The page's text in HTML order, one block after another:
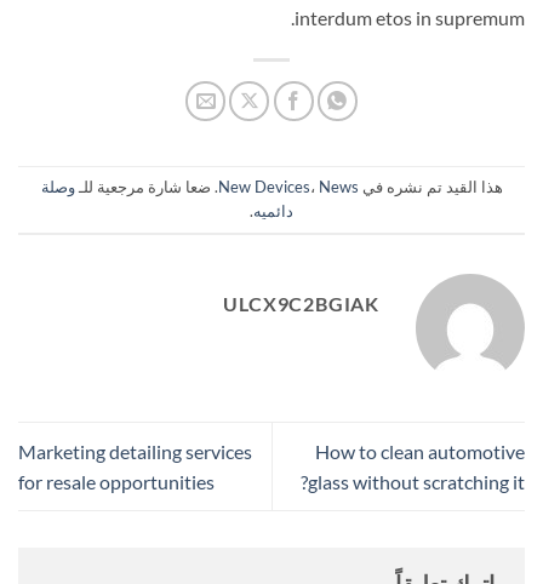
interdum etos in supremum.
هذا القيد تم نشره في New Devices، News . ضعا شارة مرجعية للـوصلة
دائميه.
ULCX9C2BGIAK
How to clean automotive
glass without scratching it?
Marketing detailing services
for resale opportunities